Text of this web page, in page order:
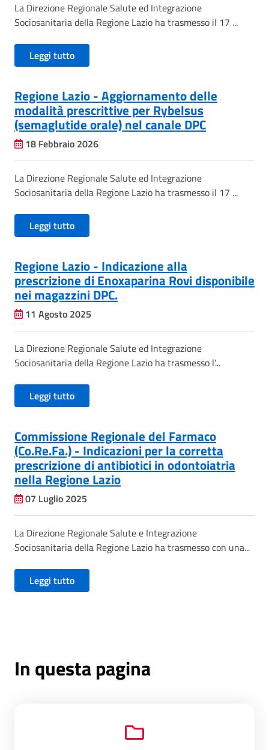
La Direzione Regionale Salute ed Integrazione
Sociosanitaria della Regione Lazio ha trasmesso il 17 ...
Leggi tutto
Regione Lazio - Aggiornamento delle
modalità prescrittive per Rybelsus
(semaglutide orale) nel canale DPC
18 Febbraio 2026
La Direzione Regionale Salute ed Integrazione
Sociosanitaria della Regione Lazio ha trasmesso il 17 ...
Leggi tutto
Regione Lazio - Indicazione alla
prescrizione di Enoxaparina Rovi disponibile
nei magazzini DPC.
11 Agosto 2025
La Direzione Regionale Salute ed Integrazione
Sociosanitaria della Regione Lazio ha trasmesso l'...
Leggi tutto
Commissione Regionale del Farmaco
(Co.Re.Fa.) - Indicazioni per la corretta
prescrizione di antibiotici in odontoiatria
nella Regione Lazio
07 Luglio 2025
La Direzione Regionale Salute e Integrazione
Sociosanitaria della Regione Lazio ha trasmesso con una...
Leggi tutto
In questa pagina